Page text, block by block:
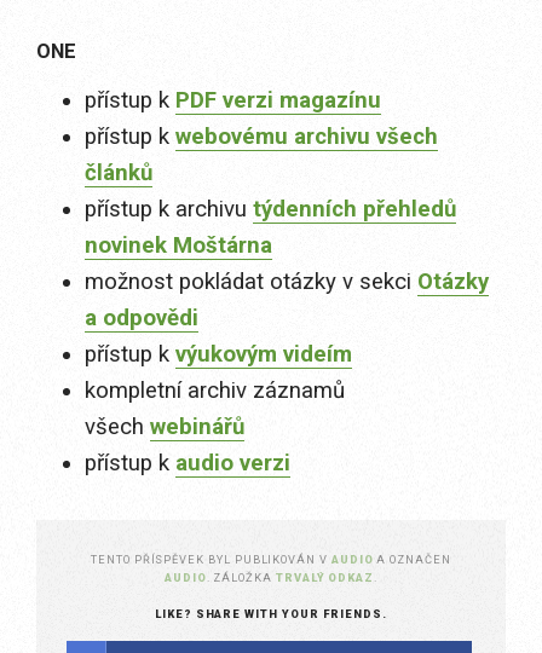
ONE
přístup k PDF verzi magazínu
přístup k webovému archivu všech
článků
přístup k archivu týdenních přehledů
novinek Moštárna
možnost pokládat otázky v sekci Otázky
a odpovědi
přístup k výukovým videím
kompletní archiv záznamů
všech webinářů
přístup k audio verzi
TENTO PŘÍSPĚVEK BYL PUBLIKOVÁN V AUDIO A OZNAČEN
AUDIO . ZÁLOŽKA TRVALÝ ODKAZ
LIKE? SHARE WITH YOUR FRIENDS.